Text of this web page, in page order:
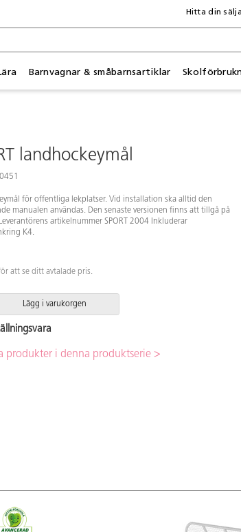
Barnvagnar & småbarnsartiklar
Hitta din
landhockeymål
för offentliga lekplatser. Vid installation ska alltid den
manualen användas. Den senaste versionen finns att tillgå på
artikelnummer SPORT 2004 Inkluderar
K4.
att se ditt avtalade pris.
Lägg i varukorgen
produkter i denna produktserie >